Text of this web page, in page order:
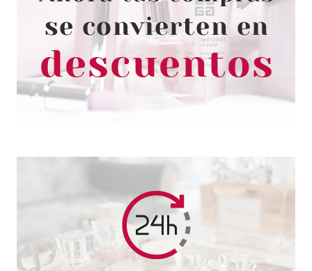
ESSENCE ILUMINADOR EN
STICK BABY GOT GLAZE
Pvr 4.19€
-13%
desde
3.63€
CATRICE